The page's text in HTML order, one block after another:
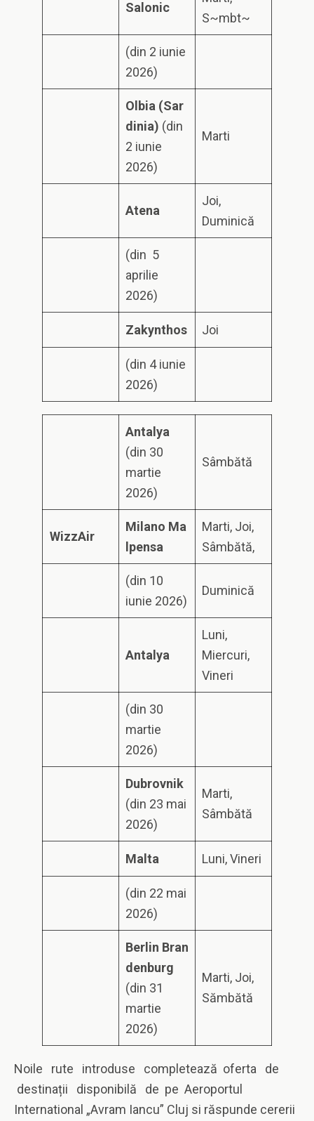
Salonic
S~mbt~
(din 2 iunie
2026)
Olbia (Sar
dinia) (din
2 iunie
2026)
Marti
Atena
Joi,
Duminică
(din 5
aprilie
2026)
Zakynthos Joi
(din 4 iunie
2026)
Antalya
(din 30
martie
2026)
Sâmbătă
WizzAir
Milano Ma
lpensa
Marti, Joi,
Sâmbătă,
(din 10
iunie 2026)
Duminică
Antalya
Luni,
Miercuri,
Vineri
(din 30
martie
2026)
Dubrovnik
(din 23 mai
2026)
Marti,
Sâmbătă
Malta Luni, Vineri
(din 22 mai
2026)
Berlin Bran
denburg
(din 31
martie
2026)
Marti, Joi,
Sămbătă
Noile rute introduse completează oferta de
destinații disponibilă de pe Aeroportul
International „Avram Iancu” Cluj si răspunde cererii